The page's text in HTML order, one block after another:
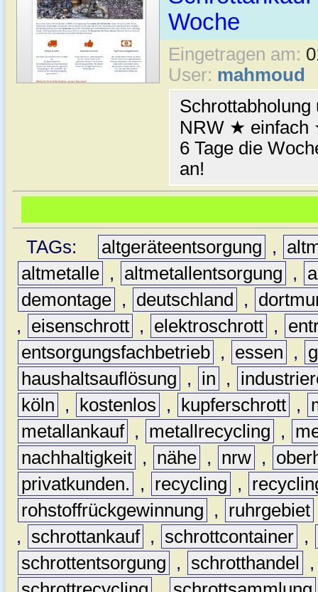
Woche
Eingetragen am:
User: mahmoud
Schrottabholung
NRW ★
6 Tage die
an!
TAGs: altgeräteentsorgung ,
altmetalle , altmetallentsorgung ,
demontage , deutschland ,
,
eisenschrott , elektroschrott ,
entsorgungsfachbetrieb , essen ,
haushaltsauflösung
, in ,
köln
, kostenlos , kupferschrott ,
metallankauf , metallrecycling ,
nachhaltigkeit , nähe , nrw ,
privatkunden.
, recycling ,
rohstoffrückgewinnung
, ruhrgebiet
,
schrottankauf , schrottcontainer ,
schrottentsorgung
, schrotthandel